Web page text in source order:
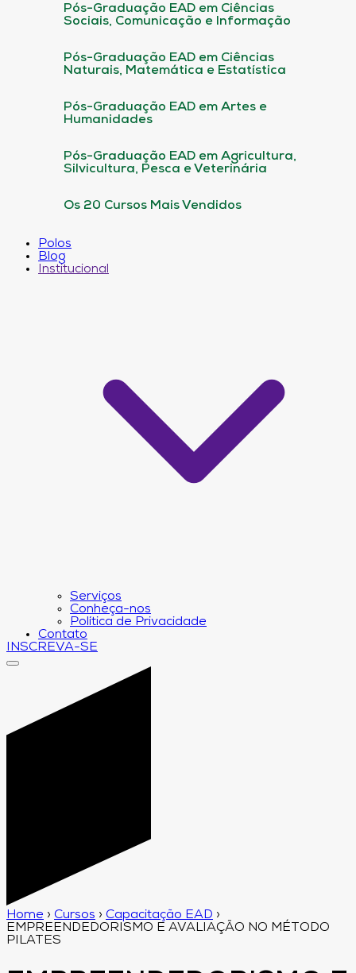
Pós-Graduação EAD em Ciências
Sociais, Comunicação e Informação
Pós-Graduação EAD em Ciências
Naturais, Matemática e Estatística
Pós-Graduação EAD em Artes e
Humanidades
Pós-Graduação EAD em Agricultura,
Silvicultura, Pesca e Veterinária
Os 20 Cursos Mais Vendidos
Polos
Blog
Institucional
Serviços
Conheça-nos
Política de Privacidade
Contato
INSCREVA-SE
Home › Cursos › Capacitação EAD ›
EMPREENDEDORISMO E AVALIAÇÃO NO MÉTODO
PILATES